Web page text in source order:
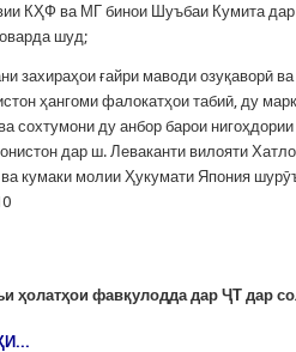
КҲФ ва МГ бинои Шуъбаи Кумита
шуд;
захираҳои ғайри маводи озуқаворӣ
ҳангоми фалокатҳои табиӣ, ду
сохтумони ду анбор барои
дар ш. Леваканти вилояти
кумаки молии Ҳукумати Япония
ҳолатҳои фавқулодда дар ҶТ дар